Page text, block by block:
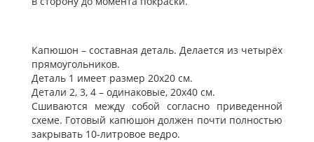
Капюшон – составная деталь. Делается из четырёх
прямоугольников.
Деталь 1 имеет размер 20х20 см.
Детали 2, 3, 4 – одинаковые, 20х40 см.
Сшиваются между собой согласно приведенной
схеме. Готовый капюшон должен почти полностью
закрывать 10-литровое ведро.